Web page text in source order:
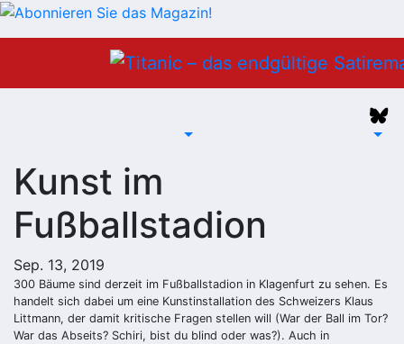
Kunst im
Fußballstadion
Sep. 13, 2019
300 Bäume sind derzeit im Fußballstadion in Klagenfurt zu sehen. Es
handelt sich dabei um eine Kunstinstallation des Schweizers Klaus
Littmann, der damit kritische Fragen stellen will (War der Ball im Tor?
War das Abseits? Schiri, bist du blind oder was?). Auch in